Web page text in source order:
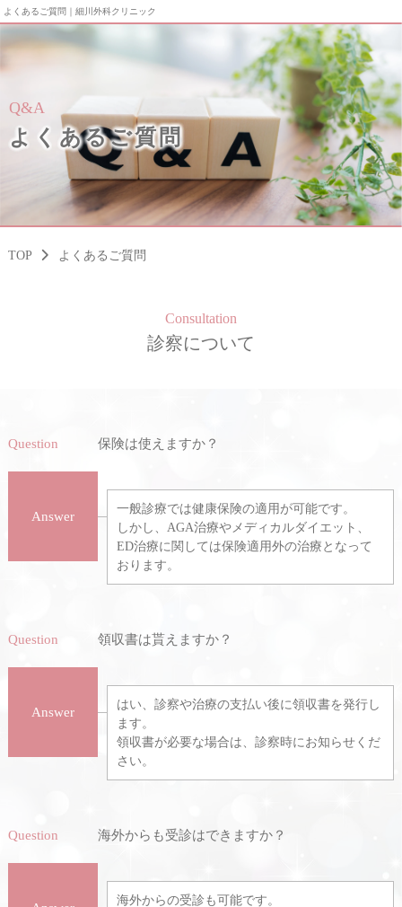
よくあるご質問｜細川外科クリニック
Q&A
よくあるご質問
TOP よくあるご質問
Consultation
診察について
Question 保険は使えますか？
Answer
一般診療では健康保険の適用が可能です。
しかし、AGA治療やメディカルダイエット、
ED治療に関しては保険適用外の治療となって
おります。
Question 領収書は貰えますか？
Answer
はい、診察や治療の支払い後に領収書を発行し
ます。
領収書が必要な場合は、診察時にお知らせくだ
さい。
Question 海外からも受診はできますか？
海外からの受診も可能です。